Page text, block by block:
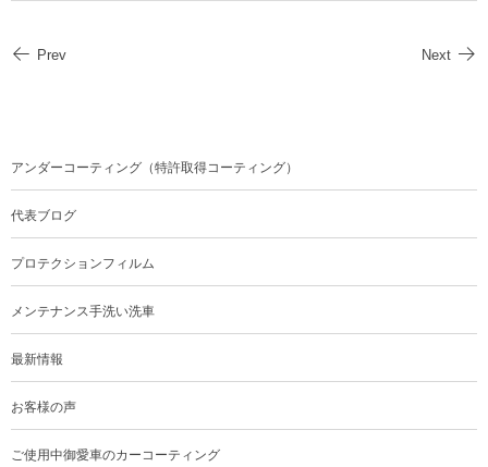
Prev Next
アンダーコーティング（特許取得コーティング）
代表ブログ
プロテクションフィルム
メンテナンス手洗い洗車
最新情報
お客様の声
ご使用中御愛車のカーコーティング